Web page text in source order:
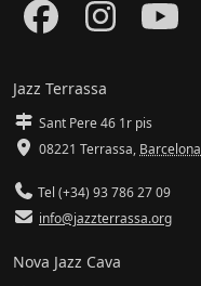
Jazz Terrassa
Sant Pere 46 1r pis
08221 Terrassa, Barcelona
Tel (+34) 93 786 27 09
info@jazzterrassa.org
Nova Jazz Cava